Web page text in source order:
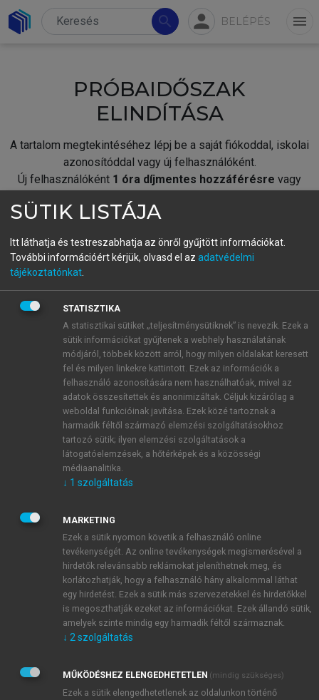
search person BELÉPÉS menu
PRÓBAIDŐSZAK
ELINDÍTÁSA
A tartalom megtekintéséhez lépj be a saját fiókoddal, iskolai
azonosítóddal vagy új felhasználóként.
Új felhasználóként 1 óra díjmentes hozzáférésre vagy
fiókoddal,vagy hozz létre új fiókot.
A regisztráció után apróbaidőszakautomatikusan
BELÉPÉS SAJÁT FIÓKKAL
ÚJ FIÓK LÉTREHOZÁSA
1 óra díjmentes hozzáférés
E-MAIL-CÍM
JELSZÓ
JELSZÓ ÚJRA
Kérek értesítést a MeRSZ újdonságairól, akcióiról.
Kérek értesítést az Akadémiai Kiadó Zrt. újdonságairól,
Adatkezelési tájékoztatóbanfoglaltakat tudomásul
veszem és elfogadom.
SÜTIK LISTÁJA
Itt láthatja és testreszabhatja az önről gyűjtött információkat.
További információért kérjük, olvasd el az adatvédelmi
tájékoztatónkat
STATISZTIKA
A statisztikai sütiket „teljesítménysütiknek” is nevezik. Ezek a
sütik információkat gyűjtenek a webhely használatának
módjáról, többek között arról, hogy milyen oldalakat keresett
fel és milyen linkekre kattintott. Ezek az információk a
felhasználó azonosítására nem használhatóak, mivel az
adatok összesítettek és anonimizáltak. Céljuk kizárólag a
weboldal funkcióinak javítása. Ezek közé tartoznak a
harmadik féltől származó elemzési szolgáltatásokhoz
tartozó sütik; ilyen elemzési szolgáltatások a
látogatóelemzések, a hőtérképek és a közösségi
médiaanalitika.
↓ 1 szolgáltatás
MARKETING
Ezek a sütik nyomon követik a felhasználó online
tevékenységét. Az online tevékenységek megismerésével a
hirdetők relevánsabb reklámokat jeleníthetnek meg, és
korlátozhatják, hogy a felhasználó hány alkalommal láthat
egy hirdetést. Ezek a sütik más szervezetekkel és hirdetőkkel
is megoszthatják ezeket az információkat. Ezek állandó sütik,
amelyek szinte mindig egy harmadik féltől származnak.
↓ 2 szolgáltatás
MŰKÖDÉSHEZ ELENGEDHETETLEN (mindig szükséges)
Ezek a sütik elengedhetetlenek az oldalunkon történő